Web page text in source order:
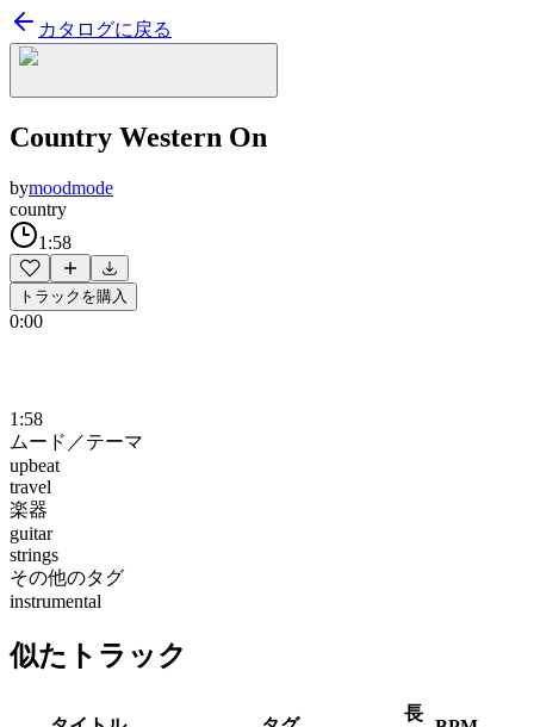
カタログに戻る
Country Western On
bymoodmode
country
1:58
トラックを購入
0:00
1:58
ムード／テーマ
upbeat
travel
楽器
guitar
strings
その他のタグ
instrumental
似たトラック
長